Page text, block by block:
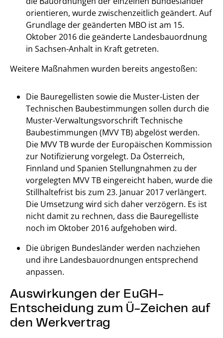
orientieren, wurde zwischenzeitlich geändert. Auf
Grundlage der geänderten MBO ist am 15.
Oktober 2016 die geänderte Landesbauordnung
in Sachsen-Anhalt in Kraft getreten.
Weitere Maßnahmen wurden bereits angestoßen:
Die Bauregellisten sowie die Muster-Listen der
Technischen Baubestimmungen sollen durch die
Muster-Verwaltungsvorschrift Technische
Baubestimmungen (MVV TB) abgelöst werden.
Die MVV TB wurde der Europäischen Kommission
zur Notifizierung vorgelegt. Da Österreich,
Finnland und Spanien Stellungnahmen zu der
vorgelegten MVV TB eingereicht haben, wurde die
Stillhaltefrist bis zum 23. Januar 2017 verlängert.
Die Umsetzung wird sich daher verzögern. Es ist
nicht damit zu rechnen, dass die Bauregelliste
noch im Oktober 2016 aufgehoben wird.
Die übrigen Bundesländer werden nachziehen
und ihre Landesbauordnungen entsprechend
anpassen.
Auswirkungen der EuGH-
Entscheidung zum Ü-Zeichen auf
den Werkvertrag